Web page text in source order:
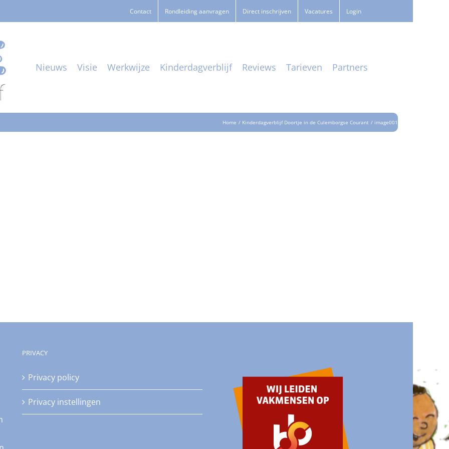
Contact Rondleiding aanvragen Direct inschrijven Vacatures Login
Nieuws Visie Werkwijze Kinderdagverblijf Reviews Tarieven Partners
Home Kinderdagverblijf Doortje in de Culemborgse Courant image001
PRIVACY
Privacy policy
Privacy instellingen